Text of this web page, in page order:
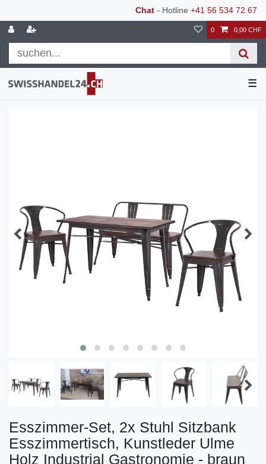
Chat - Hotline +41 56 534 72 67
0 0,00 CHF
☰
Esszimmer-Set, 2x Stuhl Sitzbank
Esszimmertisch, Kunstleder Ulme
Holz Industrial Gastronomie - braun